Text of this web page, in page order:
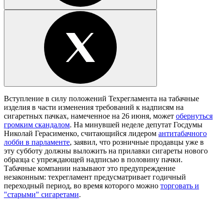
Вступление в силу положений Техрегламента на табачные
изделия в части изменения требований к надписям на
сигаретных пачках, намеченное на 26 июня, может обернуться
громким скандалом. На минувшей неделе депутат Госдумы
Николай Герасименко, считающийся лидером антитабачного
лобби в парламенте, заявил, что розничные продавцы уже в
эту субботу должны выложить на прилавки сигареты нового
образца с упреждающей надписью в половину пачки.
Табачные компании называют это предупреждение
незаконным: техрегламент предусматривает годичный
переходный период, во время которого можно торговать и
"старыми" сигаретами.